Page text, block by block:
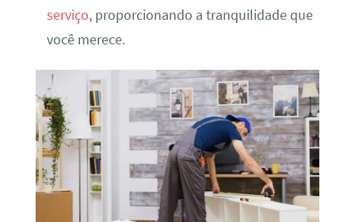
serviço, proporcionando a tranquilidade que
você merece.